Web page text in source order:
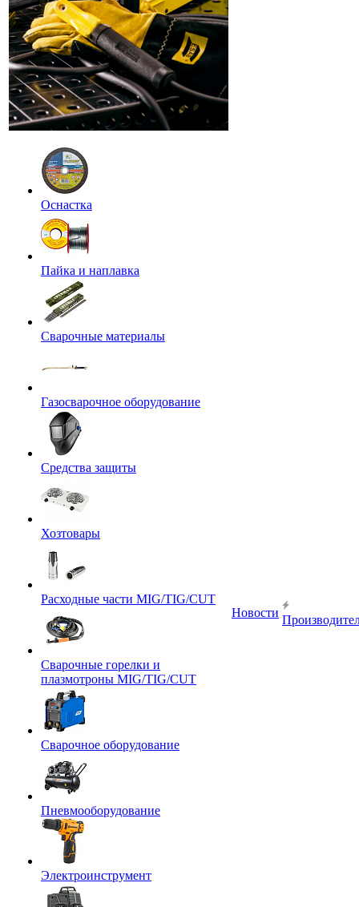
Оснастка
Пайка и наплавка
Сварочные материалы
Газосварочное оборудование
Средства защиты
Хозтовары
Расходные части MIG/TIG/CUT
Сварочные горелки и
плазмотроны MIG/TIG/CUT
Сварочное оборудование
Пневмооборудование
Электроинструмент
Новости